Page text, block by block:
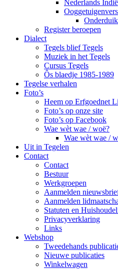
Nederlands Indië
Register beroepen
Dialect
Tegels blief Tegels
Muziek in het Tegels
Cursus Tegels
Ôs blaedje 1985-1989
Tegelse verhalen
Foto’s
Heem op Erfgoednet
Foto’s op onze site
Foto’s op Facebook
Wae wèt wae / woë?
Wae wèt wae /
Uit in Tegelen
Contact
Contact
Bestuur
Werkgroepen
Aanmelden
Aanmelden
Statuten en
Privacyverklaring
Links
Webshop
Tweedehands
Nieuwe publicaties
Winkelwagen